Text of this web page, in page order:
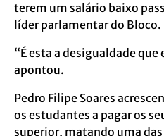
terem um salário baixo
líder parlamentar do Bloco.
“É esta a desigualdade
apontou.
Pedro Filipe Soares
os estudantes a pagar os
superior, matando uma